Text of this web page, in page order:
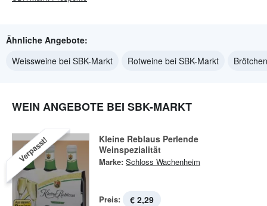
Ähnliche Angebote:
Weissweine bei SBK-Markt
Rotweine bei SBK-Markt
WEIN ANGEBOTE BEI SBK-MARKT
Verpasst!
Kleine Reblaus Perlende
Weinspezialität
Marke: Schloss Wachenheim
Preis: € 2,29